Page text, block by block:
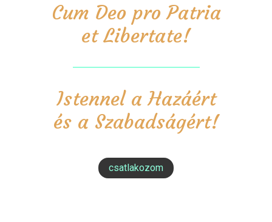
Cum Deo pro Patria
et Libertate!
Istennel a Hazáért
és a Szabadságért!
csatlakozom